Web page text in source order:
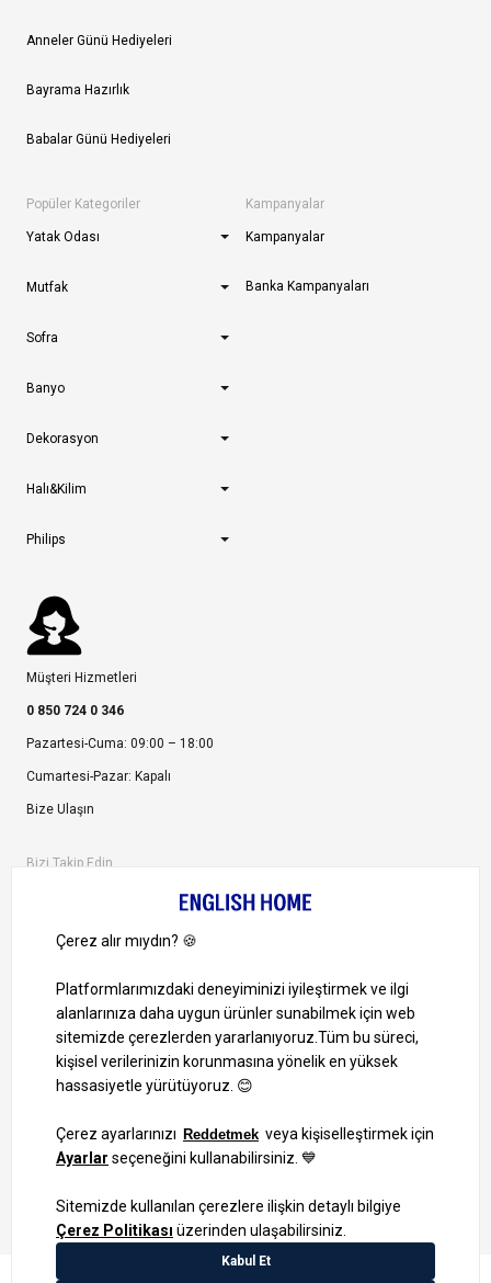
Anneler Günü Hediyeleri
Bayrama Hazırlık
Babalar Günü Hediyeleri
Popüler Kategoriler
Yatak Odası
Mutfak
Sofra
Banyo
Dekorasyon
Halı&Kilim
Philips
Kampanyalar
Kampanyalar
Banka Kampanyaları
Müşteri Hizmetleri
0 850 724 0 346
Pazartesi-Cuma: 09:00 – 18:00
Cumartesi-Pazar: Kapalı
Bize Ulaşın
Bizi Takip Edin
1000 TL ve Üzeri Alışverişlerinizde Kargo Bedava!
Bilgi Toplum Hizmetleri
KVKK Veri İşleme Politikamız
Site Haritası